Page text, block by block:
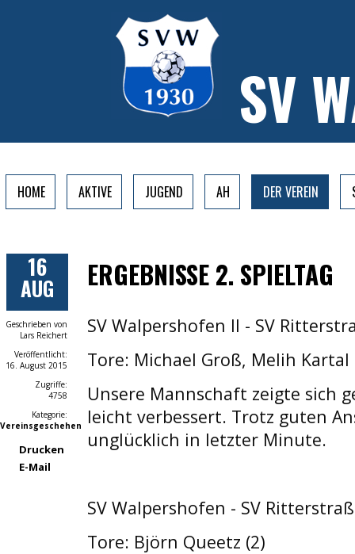
SV
HOME AKTIVE JUGEND AH DER VEREIN
16
AUG
Geschrieben von
Lars Reichert
Veröffentlicht:
16. August 2015
Zugriffe:
4758
Kategorie:
Vereinsgeschehen
Drucken
E-Mail
ERGEBNISSE 2. SPIELTAG
SV Walpershofen II - SV
Tore: Michael Groß, Melih Kartal
Unsere Mannschaft zeigte sich
leicht verbessert. Trotz guten
unglücklich in letzter Minute.
SV Walpershofen - SV
Tore: Björn Queetz (2)